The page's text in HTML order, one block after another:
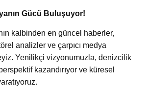
Gücü Buluşuyor!
kalbinden en güncel haberler,
analizler ve çarpıcı medya
Yenilikçi vizyonumuzla, denizcilik
kazandırıyor ve küresel